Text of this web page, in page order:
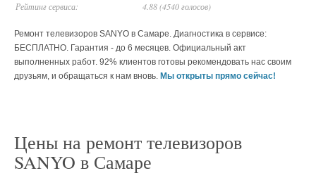
Рейтинг сервиса: 4.88 (4540 голосов)
Ремонт телевизоров SANYO в Самаре. Диагностика в сервисе:
БЕСПЛАТНО. Гарантия - до 6 месяцев. Официальный акт
выполненных работ. 92% клиентов готовы рекомендовать нас своим
друзьям, и обращаться к нам вновь. Мы открыты прямо сейчас!
Цены на ремонт телевизоров
SANYO в Самаре